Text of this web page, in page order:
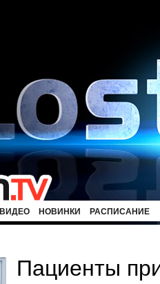
ВИДЕО НОВИНКИ РАСПИСАНИЕ
Пациенты